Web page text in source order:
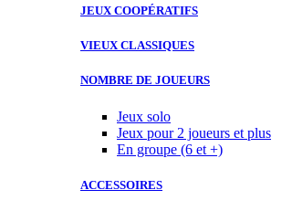
JEUX COOPÉRATIFS
VIEUX CLASSIQUES
NOMBRE DE JOUEURS
Jeux solo
Jeux pour 2 joueurs et plus
En groupe (6 et +)
ACCESSOIRES